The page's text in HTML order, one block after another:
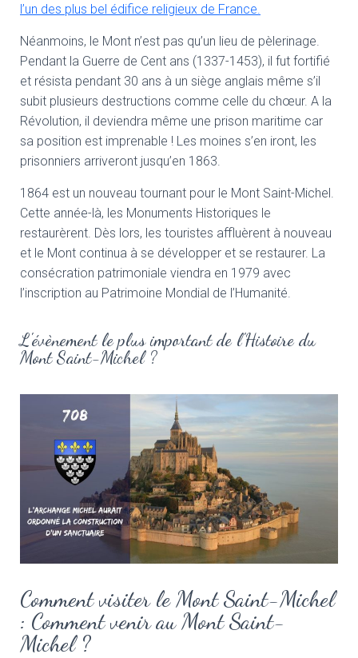
l’un des plus bel édifice religieux de France.
Néanmoins, le Mont n’est pas qu’un lieu de pèlerinage.
Pendant la Guerre de Cent ans (1337-1453), il fut fortifié
et résista pendant 30 ans à un siège anglais même s’il
subit plusieurs destructions comme celle du chœur. A la
Révolution, il deviendra même une prison maritime car
sa position est imprenable ! Les moines s’en iront, les
prisonniers arriveront jusqu’en 1863.
1864 est un nouveau tournant pour le Mont Saint-Michel.
Cette année-là, les Monuments Historiques le
restaurèrent. Dès lors, les touristes affluèrent à nouveau
et le Mont continua à se développer et se restaurer. La
consécration patrimoniale viendra en 1979 avec
l’inscription au Patrimoine Mondial de l’Humanité.
L'évènement le plus important de l'Histoire du
Mont Saint-Michel ?
Comment visiter le Mont Saint-Michel
: Comment venir au Mont Saint-
Michel ?